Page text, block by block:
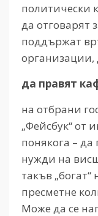
политически
да отговарят
поддържат
организации,
да правят
на отбрани
„Фейсбук“ от
понякога – да
нужди на
такъв
пресметне
Може да се